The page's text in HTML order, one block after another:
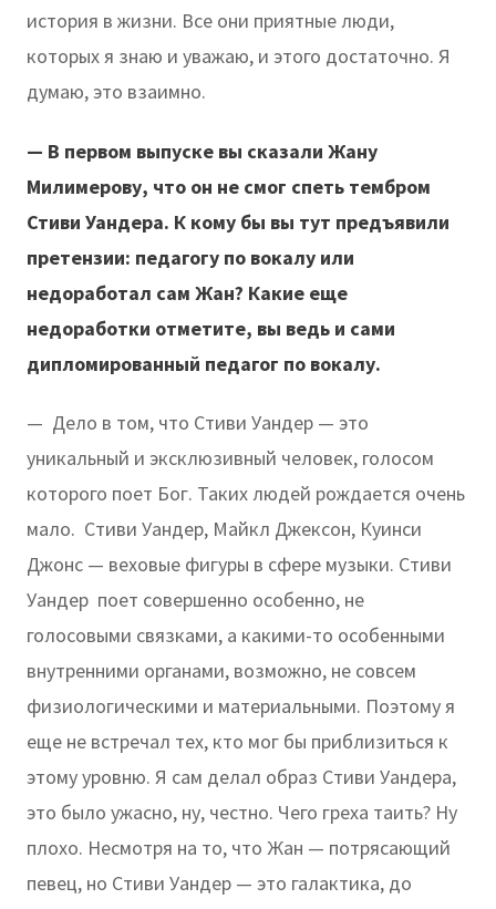
история в жизни. Все они приятные люди,
которых я знаю и уважаю, и этого достаточно. Я
думаю, это взаимно.
— В первом выпуске вы сказали Жану
Милимерову, что он не смог спеть тембром
Стиви Уандера. К кому бы вы тут предъявили
претензии: педагогу по вокалу или
недоработал сам Жан? Какие еще
недоработки отметите, вы ведь и сами
дипломированный педагог по вокалу.
— Дело в том, что Стиви Уандер — это
уникальный и эксклюзивный человек, голосом
которого поет Бог. Таких людей рождается очень
мало. Стиви Уандер, Майкл Джексон, Куинси
Джонс — веховые фигуры в сфере музыки. Стиви
Уандер поет совершенно особенно, не
голосовыми связками, а какими-то особенными
внутренними органами, возможно, не совсем
физиологическими и материальными. Поэтому я
еще не встречал тех, кто мог бы приблизиться к
этому уровню. Я сам делал образ Стиви Уандера,
это было ужасно, ну, честно. Чего греха таить? Ну
плохо. Несмотря на то, что Жан — потрясающий
певец, но Стиви Уандер — это галактика, до